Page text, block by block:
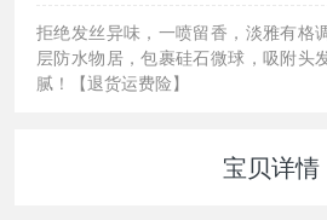
拒绝发丝异味，一喷留香，淡雅有格
层防水物居，包裹硅石微球，吸附头
腻！【退货运费险】
宝贝详情